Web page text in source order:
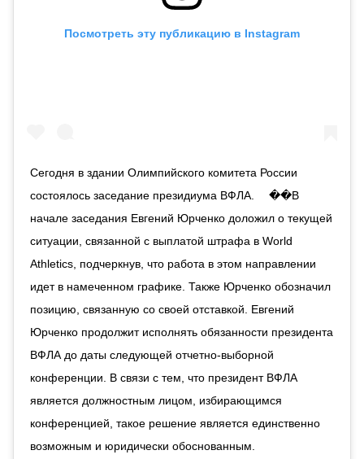
Посмотреть эту публикацию в Instagram
Сегодня в здании Олимпийского комитета России
состоялось заседание президиума ВФЛА. ⠀ ��В
начале заседания Евгений Юрченко доложил о текущей
ситуации, связанной с выплатой штрафа в World
Athletics, подчеркнув, что работа в этом направлении
идет в намеченном графике. Также Юрченко обозначил
позицию, связанную со своей отставкой. Евгений
Юрченко продолжит исполнять обязанности президента
ВФЛА до даты следующей отчетно-выборной
конференции. В связи с тем, что президент ВФЛА
является должностным лицом, избирающимся
конференцией, такое решение является единственно
возможным и юридически обоснованным. ⠀